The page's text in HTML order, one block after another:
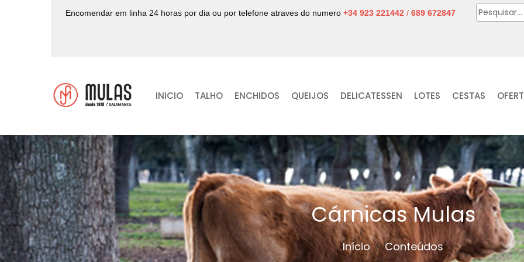
Encomendar em linha 24 horas por dia ou por telefone atraves do numero +34 923 221442 / 689 672847
INICIO TALHO ENCHIDOS QUEIJOS DELICATESSEN LOTES CESTAS
Cárnicas Mulas
Início / Conteúdos